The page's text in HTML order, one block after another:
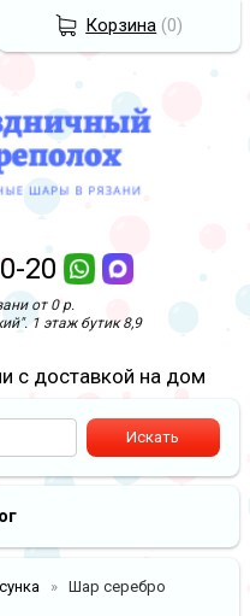
20
от 0 р.
1 этаж бутик 8,9
с доставкой на дом
Шар серебро
Корзина (0)